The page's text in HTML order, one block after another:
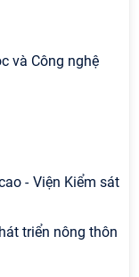
và Công nghệ
- Viện Kiểm sát
triển nông thôn